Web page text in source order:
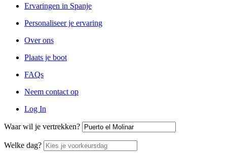
Ervaringen in Spanje
Personaliseer je ervaring
Over ons
Plaats je boot
FAQs
Neem contact op
Log In
Waar wil je vertrekken?
Welke dag?